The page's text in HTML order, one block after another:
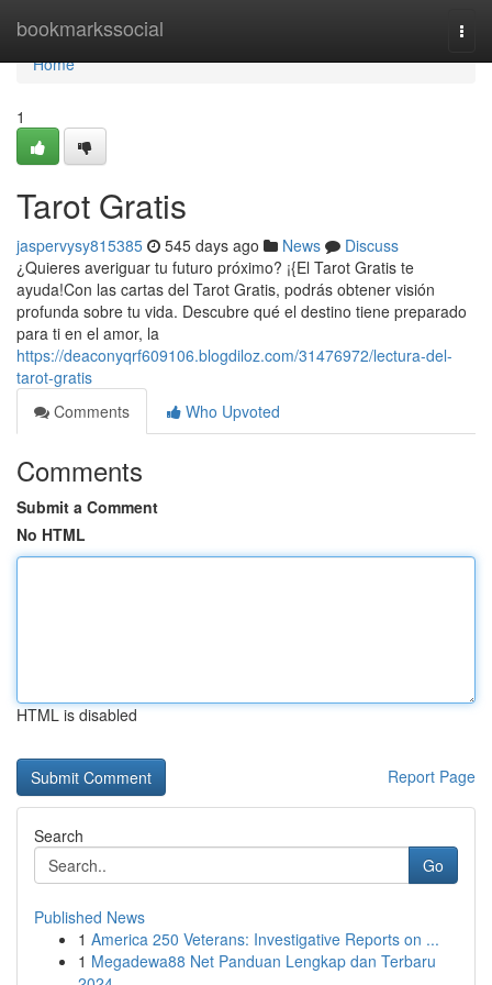
bookmarkssocial
Home
Home
1
Tarot Gratis
jaspervysy815385 545 days ago News
Discuss
¿Quieres averiguar tu futuro próximo? ¡{El Tarot Gratis te
ayuda!Con las cartas del Tarot Gratis, podrás obtener visión
profunda sobre tu vida. Descubre qué el destino tiene preparado
para ti en el amor, la
https://deaconyqrf609106.blogdiloz.com/31476972/lectura-del-
tarot-gratis
Comments
Who Upvoted
Comments
Submit a Comment
No HTML
HTML is disabled
Report Page
Search
Go
Published News
1 America 250 Veterans: Investigative Reports on ...
1 Megadewa88 Net Panduan Lengkap dan Terbaru